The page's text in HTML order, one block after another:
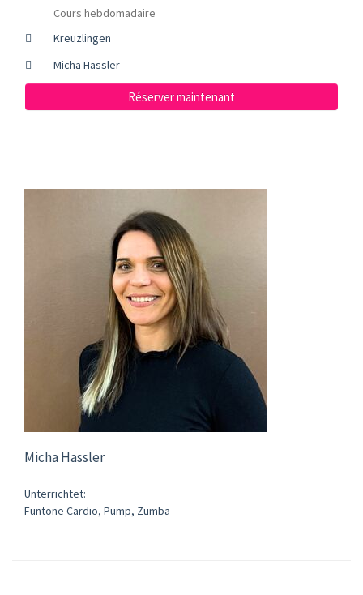
Cours hebdomadaire
Kreuzlingen
Micha Hassler
Réserver maintenant
Micha Hassler
Unterrichtet:
Funtone Cardio, Pump, Zumba